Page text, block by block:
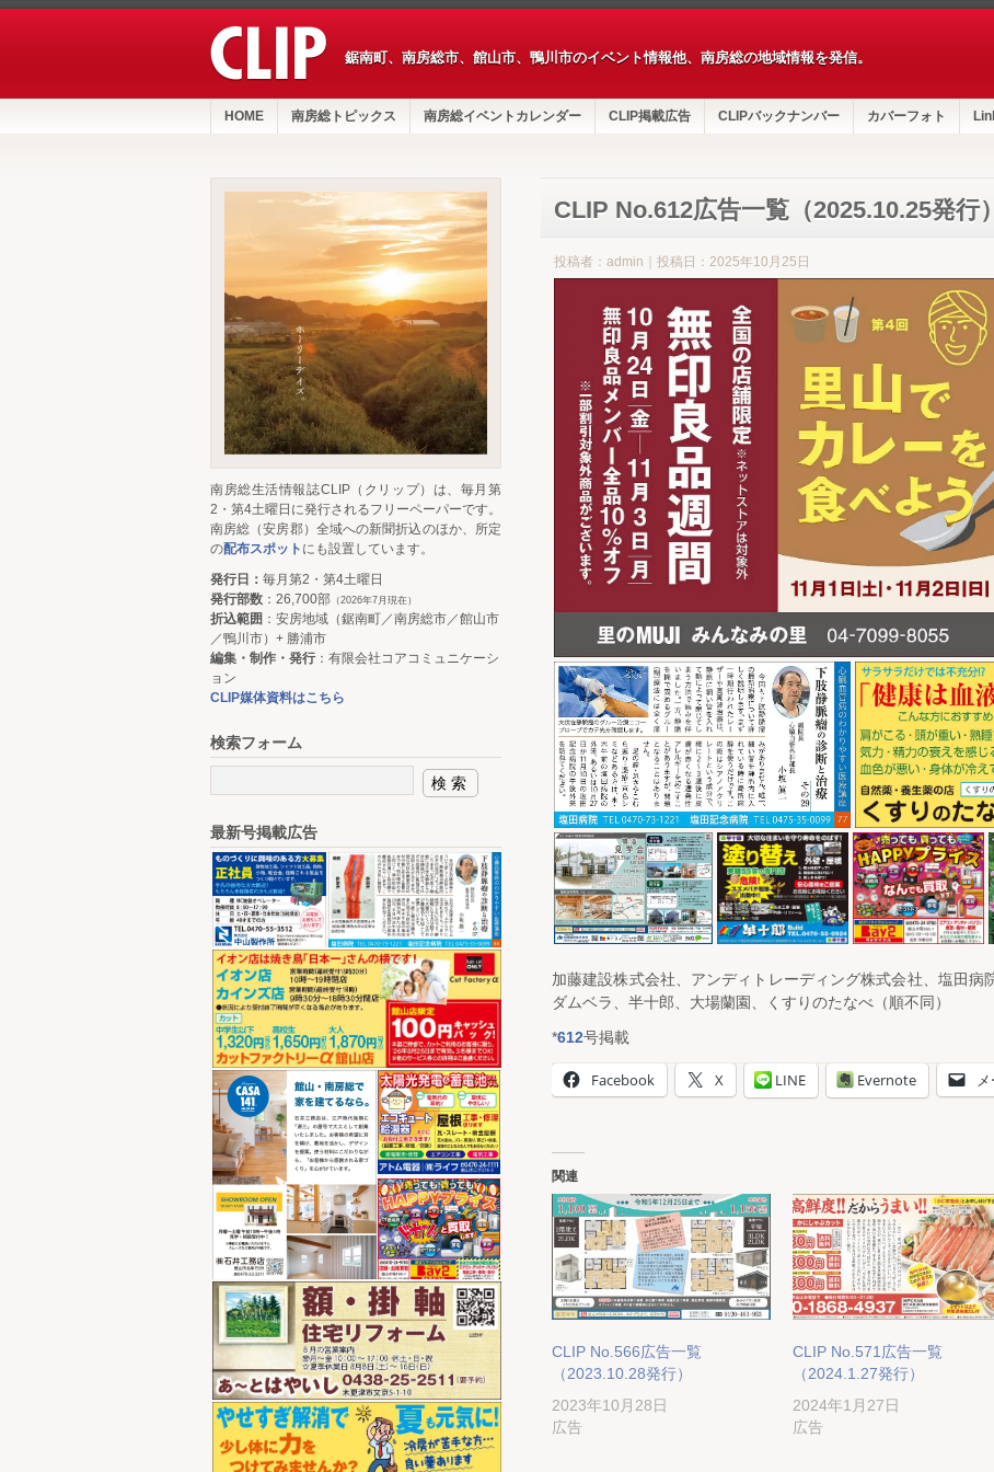
鋸南町、南房総市、館山市、鴨川市のイベント情報他、南房総の地域情報を発信。
HOME 南房総トピックス 南房総イベントカレンダー CLIP掲載広告 CLIPバックナンバー カバーフォト
CLIP No.612広告一覧（2025.10.25発行）
投稿者：admin｜投稿日：2025年10月25日
加藤建設株式会社、アンディトレーディング株式会社、塩田病
ダムベラ、半十郎、大場蘭園、くすりのたなべ（順不同）
*612号掲載
Facebook X LINE Evernote
関連
CLIP No.566広告一覧
（2023.10.28発行）
2023年10月28日
広告
CLIP No.571広告一覧
（2024.1.27発行）
2024年1月27日
広告
南房総生活情報誌CLIP（クリップ）は、毎月第
2・第4土曜日に発行されるフリーペーパーです。
南房総（安房郡）全域への新聞折込のほか、所定
の配布スポット にも設置しています。
発行日： 毎月第2・第4土曜日
発行部数 ：26,700部 （2026年7月現在）
折込範囲 ：安房地域（鋸南町／南房総市／館山市
／鴨川市）+ 勝浦市
編集・制作・発行：有限会社コアコミュニケーシ
ョン
CLIP媒体資料はこちら
検索フォーム
最新号掲載広告